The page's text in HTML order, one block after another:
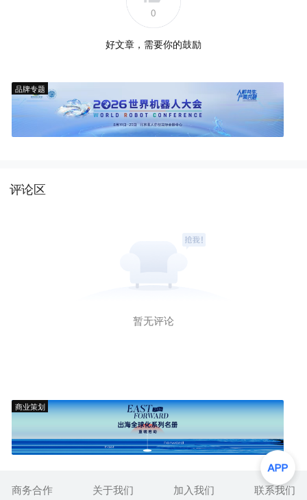
0
好文章，需要你的鼓励
品牌专题
评论区
暂无评论
商业策划
商务合作 关于我们 加入我们 联系我们